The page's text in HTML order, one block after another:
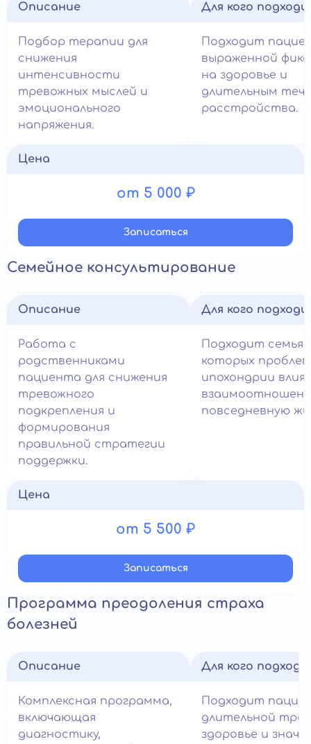
Описание
Подбор терапии для
снижения
интенсивности
тревожных мыслей и
эмоционального
напряжения.
Для кого
Подходит
выраженной
на здоровье и
длительным
расстройства.
Цена
от 5 000 ₽
Записатьcя
Семейное консультирование
Описание
Работа с
родственниками
пациента для снижения
тревожного
подкрепления и
формирования
правильной стратегии
поддержки.
Для кого
Подходит
которых
ипохондрии
повседневную
Цена
от 5 500 ₽
Записатьcя
Программа преодоления страха
болезней
Описание
Комплексная программа,
включающая
диагностику,
Для кого
Подходит
длительной
здоровье и